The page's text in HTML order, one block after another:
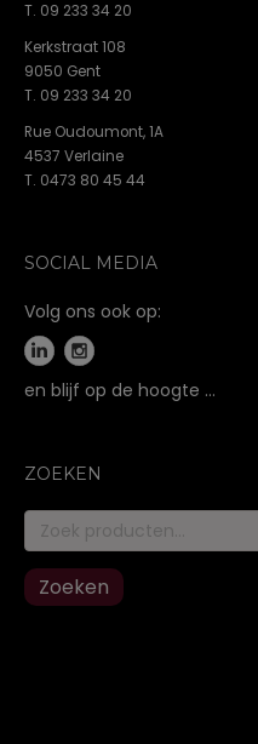
T. 09 233 34 20
Kerkstraat 108
9050 Gent
T. 09 233 34 20
Rue Oudoumont, 1A
4537 Verlaine
T. 0473 80 45 44
SOCIAL MEDIA
Volg ons ook op:
en blijf op de hoogte …
ZOEKEN
Zoeken
naar:
Zoeken